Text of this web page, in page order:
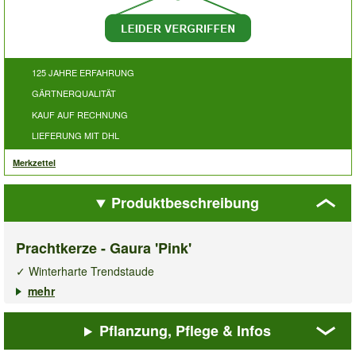
125 JAHRE ERFAHRUNG
GÄRTNERQUALITÄT
KAUF AUF RECHNUNG
LIEFERUNG MIT DHL
Merkzettel
Produktbeschreibung
Prachtkerze - Gaura 'Pink'
✓ Winterharte Trendstaude
✓ Blüten in Schmetterlingsoptik
Wenn der Wind die auffälligen, blütenbesetzten Rispen
derPrachtkerze – Gaura "Pink"in Schwingung bringt, entsteht
mehr
Pflanzung, Pflege & Infos